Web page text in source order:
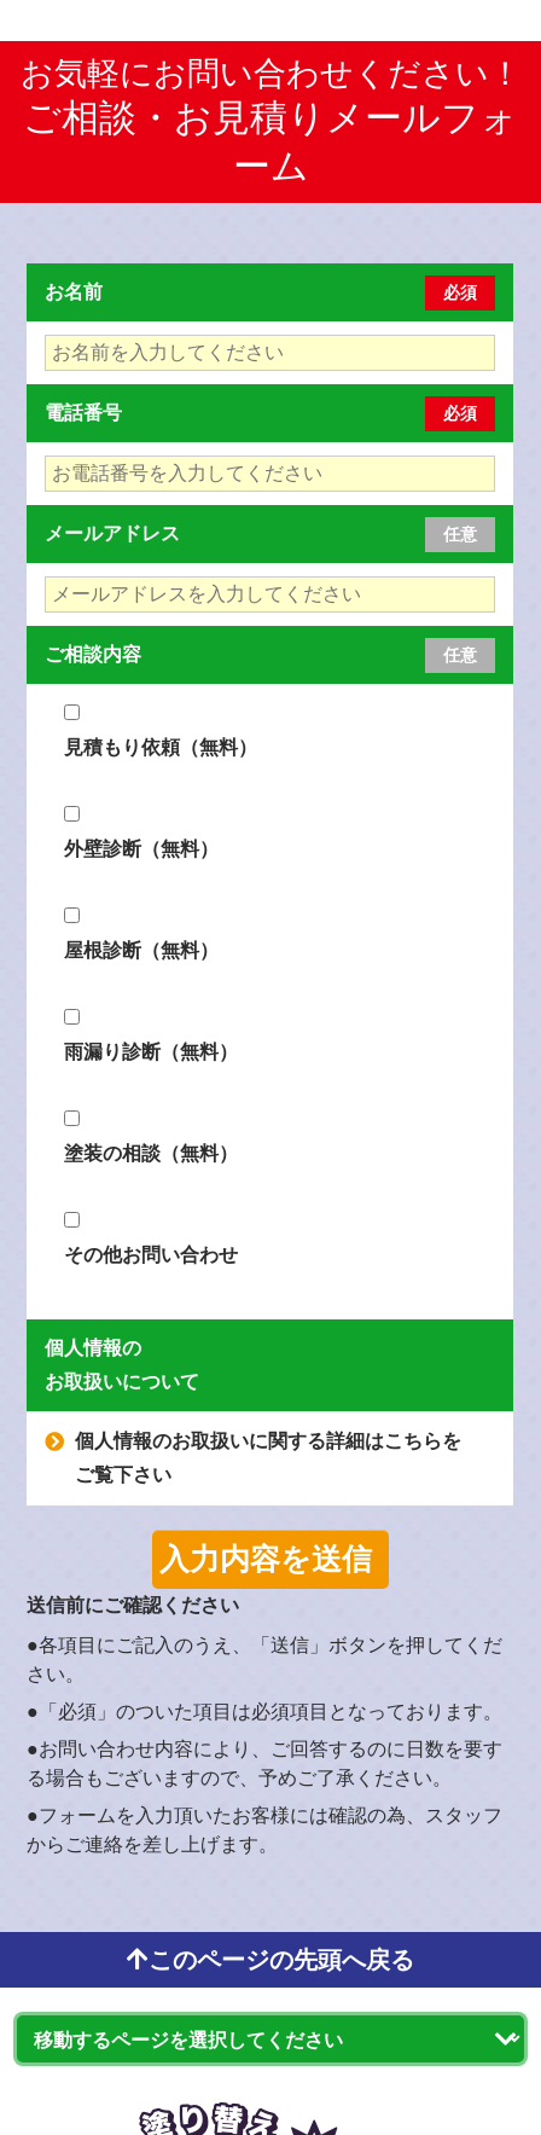
お気軽にお問い合わせください！
ご相談・お見積りメールフォ
ーム
お名前 必須
電話番号 必須
メールアドレス 任意
ご相談内容 任意
見積もり依頼（無料）
外壁診断（無料）
屋根診断（無料）
雨漏り診断（無料）
塗装の相談（無料）
その他お問い合わせ
個人情報の
お取扱いについて
個人情報のお取扱いに関する詳細はこちらを
ご覧下さい
送信前にご確認ください
●各項目にご記入のうえ、「送信」ボタンを押してくだ
さい。
●「必須」のついた項目は必須項目となっております。
●お問い合わせ内容により、ご回答するのに日数を要す
る場合もございますので、予めご了承ください。
●フォームを入力頂いたお客様には確認の為、スタッフ
からご連絡を差し上げます。
このページの先頭へ戻る